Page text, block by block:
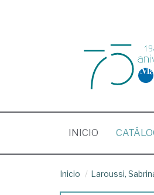
INICIO (CURRENT)
Inicio Laroussi,